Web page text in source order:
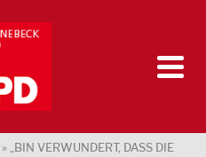
»
„BIN VERWUNDERT, DASS DIE